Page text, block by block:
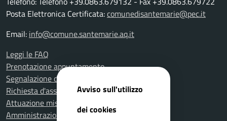
Posta Elettronica Certificata:comunedisantemarie@pec.it
Email: info@comune.santemarie.aq.it
Leggi le FAQ
Prenotazione appuntamento
Segnalazione disservizio
Richiesta d'assistenza
Attuazione misure PNRR
Amministrazione trasparente
Avviso sull'utilizzo
dei cookies